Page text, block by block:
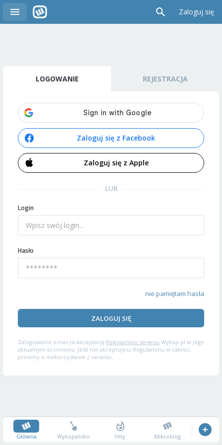
Zaloguj się
LOGOWANIE REJESTRACJA
Zaloguj się z Facebook
Zaloguj się z Apple
LUB
Login
Hasło
nie pamiętam hasła
ZALOGUJ SIĘ
Zalogowanie oznacza akceptację Regulaminu serwisu Wykop.pl w jego
aktualnym brzmieniu. Jeśli nie akceptujesz Regulaminu w całości,
prosimy o niekorzystanie z serwisu.
Główna Wykopalisko Hity Mikroblog